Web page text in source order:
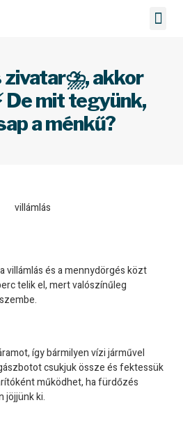
zivatar⛈️, akkor
De mit tegyünk,
a ménkű?
villámlás és a mennydörgés közt
telik el, mert valószínűleg
így bármilyen vízi járművel
csukjuk össze és fektessük
működhet, ha fürdőzés
jöjjünk ki.